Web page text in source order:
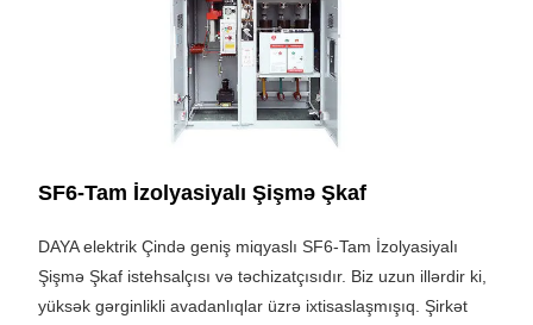
SF6-Tam İzolyasiyalı Şişmə Şkaf
DAYA elektrik Çində geniş miqyaslı SF6-Tam İzolyasiyalı
Şişmə Şkaf istehsalçısı və təchizatçısıdır. Biz uzun illərdir ki,
yüksək gərginlikli avadanlıqlar üzrə ixtisaslaşmışıq. Şirkət